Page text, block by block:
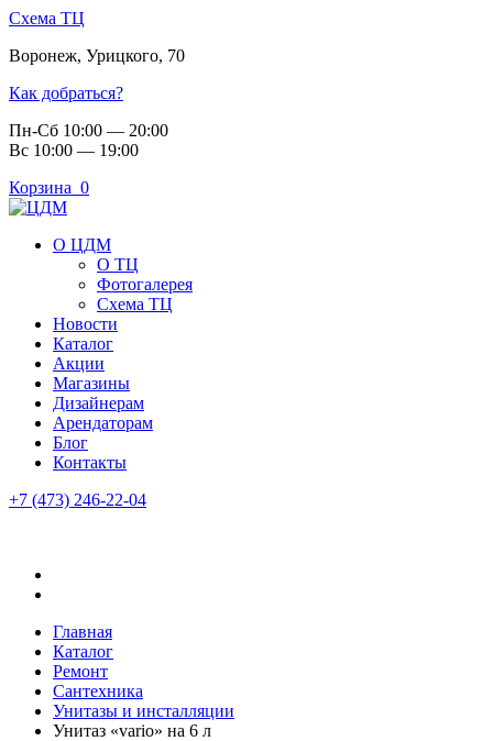
Схема ТЦ
Воронеж, Урицкого, 70
Как добраться?
Пн-Сб 10:00 — 20:00
Вс 10:00 — 19:00
Корзина 0
О ЦДМ
О ТЦ
Фотогалерея
Схема ТЦ
Новости
Каталог
Акции
Магазины
Дизайнерам
Арендаторам
Блог
Контакты
+7 (473) 246-22-04
Главная
Каталог
Ремонт
Сантехника
Унитазы и инсталляции
Унитаз «vario» на 6 л